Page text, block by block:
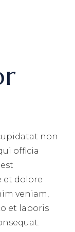
non
officia
et dolore
veniam,
et laboris